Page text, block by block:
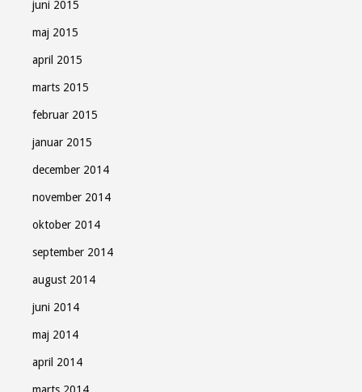
juni 2015
maj 2015
april 2015
marts 2015
februar 2015
januar 2015
december 2014
november 2014
oktober 2014
september 2014
august 2014
juni 2014
maj 2014
april 2014
marts 2014